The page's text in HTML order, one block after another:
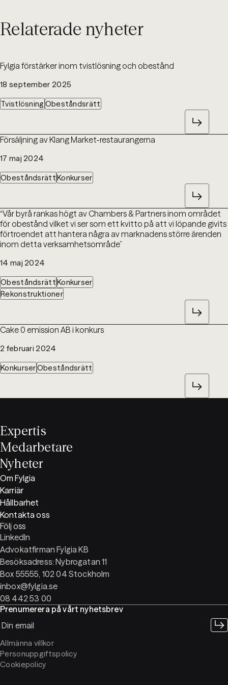
Relaterade nyheter
18 september 2025
Tvistlösning Obeståndsrätt
Fylgia förstärker inom tvistlösning och obestånd
17 maj 2024
ObeståndsrättKonkurser
Försäljning av Klang Market-restaurangerna
14 maj 2024
ObeståndsrättKonkurser
Rekonstruktioner
“Vår byrå rankas högt av Chambers & Partners inom området
för obestånd vilket vi ser som ett kvitto på att vi löpande givits
förtroendet att hantera några av marknadens större ärenden
inom detta verksamhetsområde”
2 februari 2024
KonkurserObeståndsrätt
Cake 0 emission AB i konkurs
Expertis
Medarbetare
Nyheter
Advokatfirman Fylgia KB
Besöksadress: Nybrogatan 11
Box 55555, 102 04 Stockholm
inbox@fylgia.se
08 442 53 00
Följ oss
LinkedIn
Om Fylgia
Karriär
Hållbarhet
Kontakta oss
Prenumerera på vårt nyhetsbrev
Allmänna villkor
Personuppgiftspolicy
Cookiepolicy